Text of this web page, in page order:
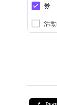
券
活動